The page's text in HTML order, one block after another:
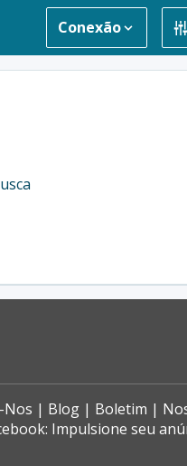
Conexão
Nos Blog Boletim
Impulsione seu